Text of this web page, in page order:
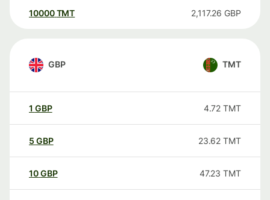
10000 TMT 2,117.26 GBP
GBP TMT
1 GBP 4.72 TMT
5 GBP 23.62 TMT
10GBP 47.23 TMT